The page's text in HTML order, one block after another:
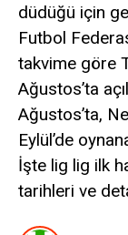
düdüğü için
Futbol
takvime göre
Ağustos’ta
Ağustos’ta,
Eylül’de
İşte lig lig ilk
tarihleri ve